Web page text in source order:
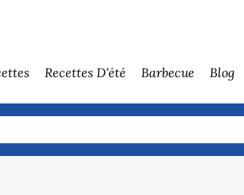
Recettes D'été Barbecue Blog